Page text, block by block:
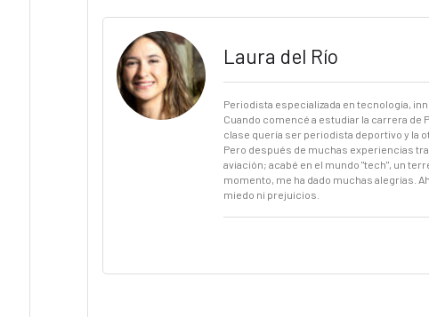
Laura del Río
Periodista especializada en tecnología,
Cuando comencé a estudiar la carrera de
clase quería ser periodista deportivo y la
Pero después de muchas experiencias
aviación; acabé en el mundo "tech", un
momento, me ha dado muchas alegrías.
miedo ni prejuicios.